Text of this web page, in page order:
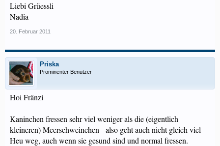
Liebi Grüessli
Nadia
20. Februar 2011
Priska
Prominenter Benutzer
Hoi Fränzi
Kaninchen fressen sehr viel weniger als die (eigentlich
kleineren) Meerschweinchen - also geht auch nicht gleich viel
Heu weg, auch wenn sie gesund sind und normal fressen.